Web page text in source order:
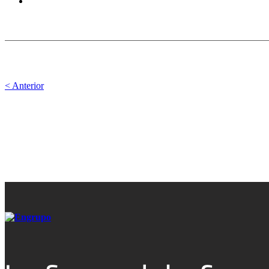
< Anterior